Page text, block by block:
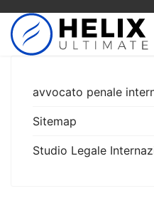
avvocato penale
Sitemap
Studio Legale